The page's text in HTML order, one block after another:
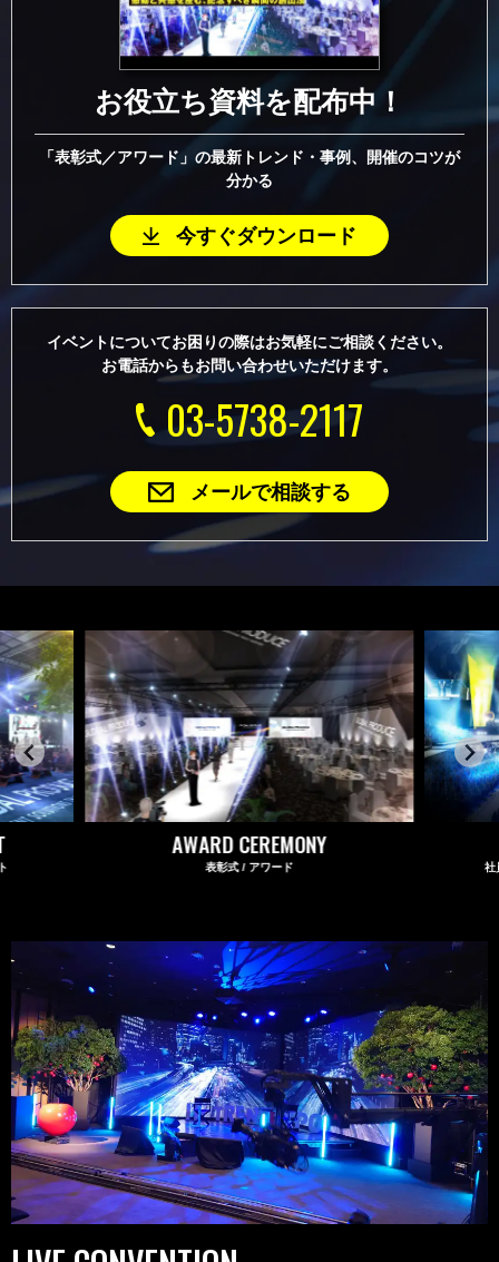
お役立ち資料を配布中！
「表彰式／アワード」の最新トレンド・事例、開催のコツが
分かる
今すぐダウンロード
イベントについてお困りの際はお気軽にご相談ください。
お電話からもお問い合わせいただけます。
03-5738-2117
メールで相談する
表彰式 / アワード
AWARD CEREMONY
社